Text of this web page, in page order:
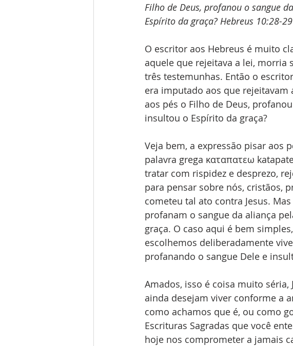
Filho de Deus, profanou o sangue
Espírito da graça? Hebreus 10:28‭-‬
O escritor aos Hebreus é muito
aquele que rejeitava a lei,
três testemunhas. Então o
era imputado aos que
aos pés o Filho de Deus,
insultou o Espírito da graça?
Veja bem, a expressão pisar aos
palavra grega καταπατεω
tratar com rispidez e desprezo,
para pensar sobre nós, cristãos,
cometeu tal ato contra Jesus.
profanam o sangue da aliança
graça. O caso aqui é bem
escolhemos deliberadamente
profanando o sangue Dele e
Amados, isso é coisa muito
ainda desejam viver conforme a
como achamos que é, ou como
Escrituras Sagradas que você
hoje nos comprometer a jamais